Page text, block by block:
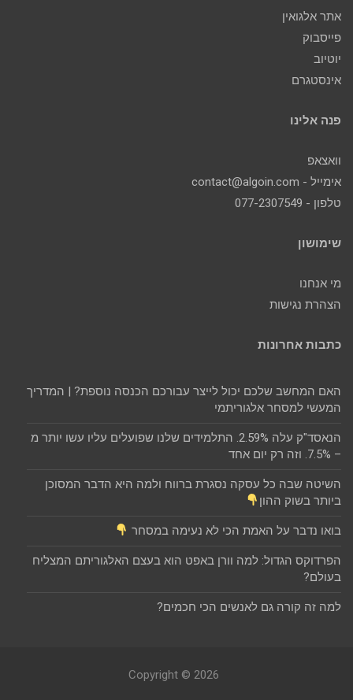
אתר אלגואין
פייסבוק
יוטיוב
אינסטגרם
פנה אלינו
וואצאפ
אימייל - contact@algoin.com
טלפון - 077-2307549
שימושון
מי אנחנו
הצהרת נגישות
כתבות אחרונות
האם המחשב שלכם יכול לייצר עבורכם הכנסה נוספת? | המדריך
המעשי למסחר אלגוריתמי
הנאסד"ק עלה 2.59%. התלמידים שלנו שפועלים עליו עשו יותר מ
– 7.5%. וזה רק יום אחד
השיטה שבה כל עסקה נסגרת ברווח ולמה היא הדבר המסוכן
ביותר בשוק ההון
בואו נדבר על האמת הכי לא נעימה במסחר
הפרדוקס הגדול: למה וורן באפט הוא בעצם האלגוריתם המצליח
בעולם?
למה זה קורה גם לאנשים הכי חכמים?
Copyright © 2026